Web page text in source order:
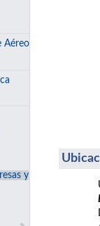
Aéreo
y